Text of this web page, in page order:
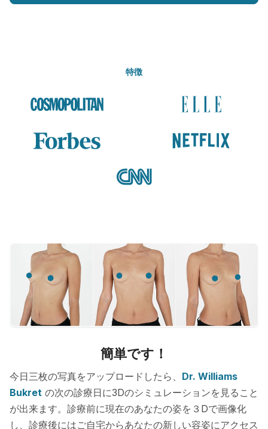
特徴
簡単です！
今日三枚の写真をアップロードしたら、 Dr. Williams
Bukret の次の診療日に3Dのシミュレーションを見ること
が出来ます。診療前に現在のあなたの姿を３Dで画像化
し、診療後にはご自宅からあなたの新しい容姿にアクセス